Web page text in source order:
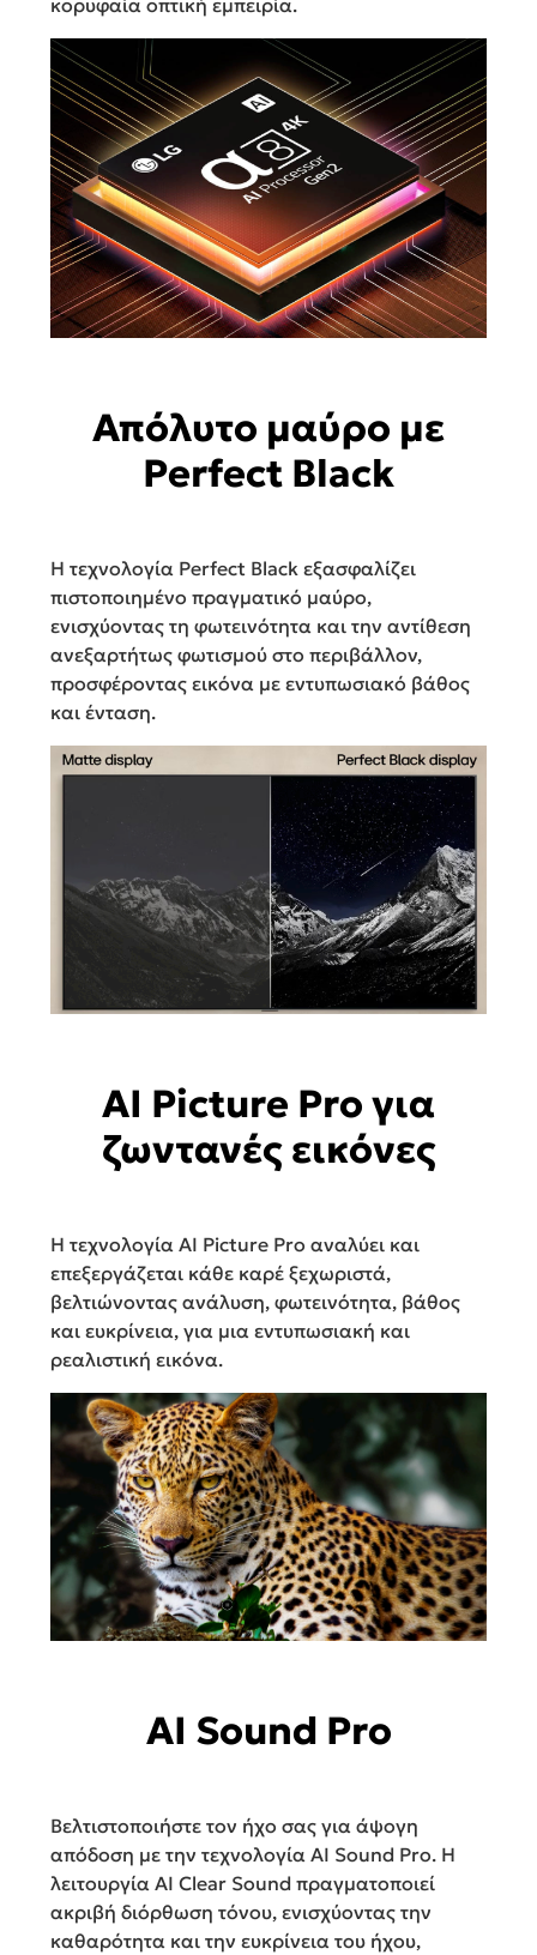
Απόλυτο μαύρο με
Perfect Black
Η τεχνολογία Perfect Black εξασφαλίζει
πιστοποιημένο πραγματικό μαύρο,
ενισχύοντας τη φωτεινότητα και την αντίθεση
ανεξαρτήτως φωτισμού στο περιβάλλον,
προσφέροντας εικόνα με εντυπωσιακό βάθος
και ένταση.
AI Picture Pro για
ζωντανές εικόνες
Η τεχνολογία AI Picture Pro αναλύει και
επεξεργάζεται κάθε καρέ ξεχωριστά,
βελτιώνοντας ανάλυση, φωτεινότητα, βάθος
και ευκρίνεια, για μια εντυπωσιακή και
ρεαλιστική εικόνα.
AI Sound Pro
Βελτιστοποιήστε τον ήχο σας για άψογη
απόδοση με την τεχνολογία AI Sound Pro. Η
λειτουργία AI Clear Sound πραγματοποιεί
ακριβή διόρθωση τόνου, ενισχύοντας την
καθαρότητα και την ευκρίνεια του ήχου,